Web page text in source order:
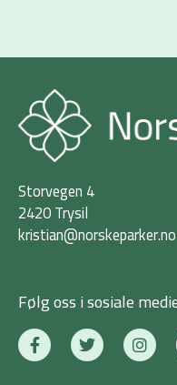
Storvegen 4
2420 Trysil
kristian@norskeparker.no
Følg oss i sosiale
F
a
c
T
w
i
I
n
s